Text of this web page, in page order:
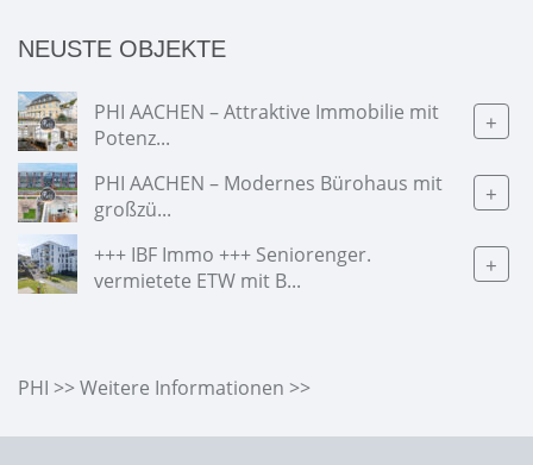
NEUSTE OBJEKTE
PHI AACHEN – Attraktive Immobilie mit
Potenz...
+
PHI AACHEN – Modernes Bürohaus mit
großzü...
+
+++ IBF Immo +++ Seniorenger.
vermietete ETW mit B...
+
PHI >> Weitere Informationen >>